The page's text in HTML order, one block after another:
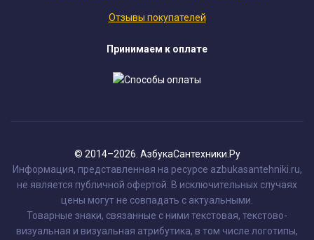
Отзывы покупателей
Принимаем к оплате
© 2014–2026. АзбукаСантехники.Ру
Информация, представленная на ресурсе azbukasantehniki.ru,
не является публичной офертой. В исключительных случаях
цены могут не совпадать с актуальными.
Товарные знаки, связанные с ними текстовая, текстово-
визуальная и визуальная атрибутика, в том числе логотипы,